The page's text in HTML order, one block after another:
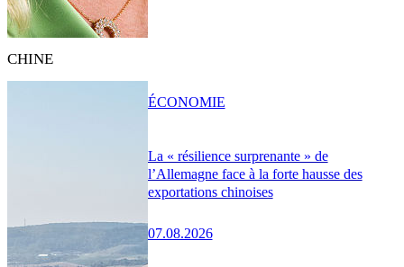
CHINE
La « résilience surprenante » de
l’Allemagne face à la forte hausse des
exportations chinoises
07.08.2026
ÉCONOMIE